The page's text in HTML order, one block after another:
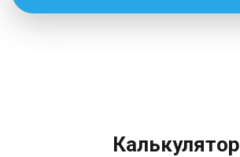
Калькулятор